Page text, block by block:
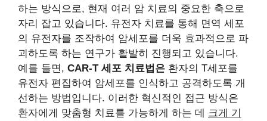
하는 방식으로, 현재 여러 암 치료의 중요한 축으로
자리 잡고 있습니다. 유전자 치료를 통해 면역 세포
의 유전자를 조작하여 암세포를 더욱 효과적으로 파
괴하도록 하는 연구가 활발히 진행되고 있습니다.
예를 들면, CAR-T 세포 치료법은 환자의 T세포를
유전자 편집하여 암세포를 인식하고 공격하도록 개
선하는 방법입니다. 이러한 혁신적인 접근 방식은
환자에게 맞춤형 치료를 가능하게 하는 데 크게 기